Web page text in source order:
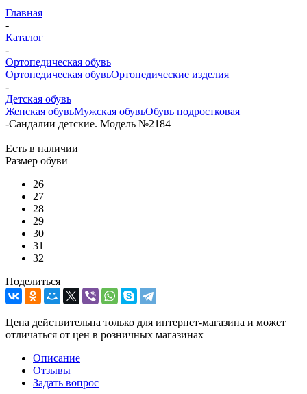
Главная
-
Каталог
-
Ортопедическая обувь
Ортопедическая обувьОртопедические изделия
-
Детская обувь
Женская обувьМужская обувьОбувь подростковая
-Сандалии детские. Модель №2184
Есть в наличии
Размер обуви
26
27
28
29
30
31
32
Поделиться
Цена действительна только для интернет-магазина и может
отличаться от цен в розничных магазинах
Описание
Отзывы
Задать вопрос